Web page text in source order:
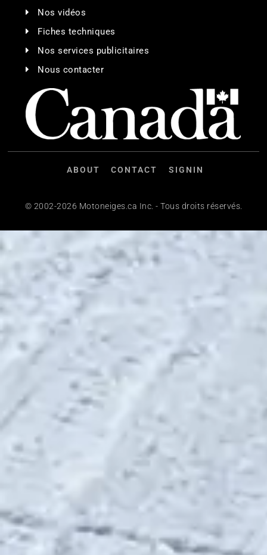
Nos vidéos
Fiches techniques
Nos services publicitaires
Nous contacter
ABOUT CONTACT SIGNIN
© 2002-2026 Motoneiges.ca Inc. - Tous droits réservés.